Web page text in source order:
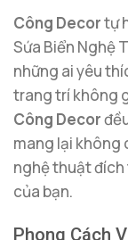
Công Decortự
Sứa Biển Nghệ
những ai yêu
trang trí không
Công Decor
mang lại không
nghệ thuật
của bạn.
Phong Cách